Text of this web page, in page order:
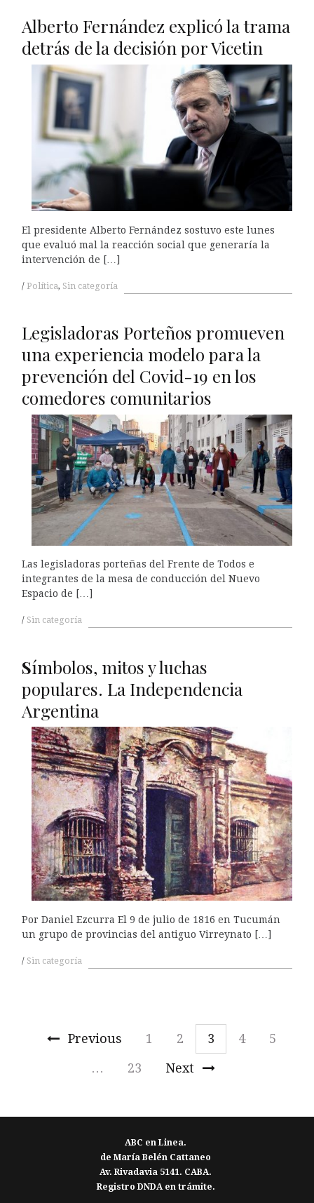
Alberto Fernández explicó la trama
detrás de la decisión por Vicetin
El presidente Alberto Fernández sostuvo este lunes
que evaluó mal la reacción social que generaría la
intervención de […]
Política, Sin categoría
Legisladoras Porteños promueven
una experiencia modelo para la
prevención del Covid-19 en los
comedores comunitarios
Las legisladoras porteñas del Frente de Todos e
integrantes de la mesa de conducción del Nuevo
Espacio de […]
Sin categoría
Símbolos, mitos y luchas
populares. La Independencia
Argentina
Por Daniel Ezcurra El 9 de julio de 1816 en Tucumán
un grupo de provincias del antiguo Virreynato […]
Sin categoría
Previous 1 2 3 4
5
…
23 Next
ABC en Linea.
de María Belén Cattaneo
Av. Rivadavia 5141. CABA.
Registro DNDA en trámite.